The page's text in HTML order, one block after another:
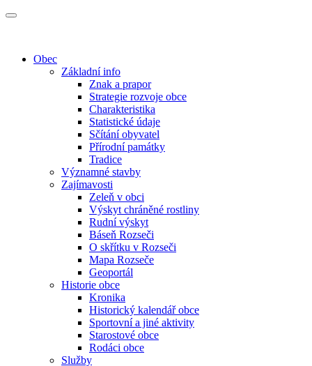
Obec
Základní info
Znak a prapor
Strategie rozvoje obce
Charakteristika
Statistické údaje
Sčítání obyvatel
Přírodní památky
Tradice
Významné stavby
Zajímavosti
Zeleň v obci
Výskyt chráněné rostliny
Rudní výskyt
Báseň Rozseči
O skřítku v Rozseči
Mapa Rozseče
Geoportál
Historie obce
Kronika
Historický kalendář obce
Sportovní a jiné aktivity
Starostové obce
Rodáci obce
Služby